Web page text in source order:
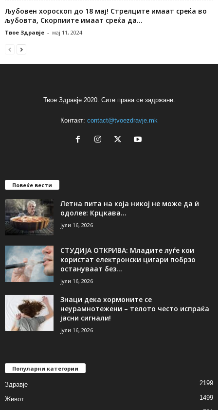
Љубовен хороскоп до 18 мај! Стрелците имаат среќа во
љубовта, Скорпиите имаат среќа да...
Твое Здравје - мај 11, 2024
Твое Здравје 2020. Сите права се задржани.
Контакт: contact@tvoezdravje.mk
Повеќе вести
Летна пита на која никој не може да ѝ
одолее: Крцкава...
јули 16, 2026
СТУДИЈА ОТКРИВА: Младите луѓе кои
користат електронски цигари побрзо
остануваат без...
јули 16, 2026
Знаци дека хормоните се
неурамнотежени – телото често испраќа
јасни сигнали!
јули 16, 2026
Популарни категории
Здравје 2199
Живот 1499